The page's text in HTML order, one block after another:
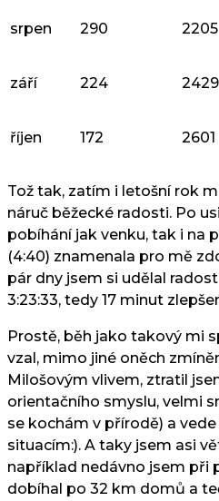
srpen 290 2205
září 224 2429
říjen 172 2601
Tož tak, zatím i letošní rok
náruč běžecké radosti. Po
pobíhání jak venku, tak i na
(4:40) znamenala pro mě
pár dny jsem si udělal
3:23:33, tedy 17 minut
Prostě, běh jako takový mi
vzal, mimo jiné oněch
Milošovým vlivem, ztratil
orientačního smyslu, velmi
se kochám v přírodě) a
situacím:). A taky jsem asi
například nedávno jsem při
dobíhal po 32 km domů a